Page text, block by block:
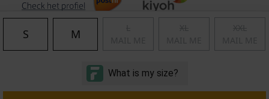
S M
Algemene voorwaarden | Privacy
© Copyright 2011 - 2026 Soccerfanshop